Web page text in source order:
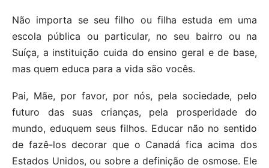
Não importa se seu filho ou filha estuda em uma
escola pública ou particular, no seu bairro ou na
Suíça, a instituição cuida do ensino geral e de base,
mas quem educa para a vida são vocês.
Pai, Mãe, por favor, por nós, pela sociedade, pelo
futuro das suas crianças, pela prosperidade do
mundo, eduquem seus filhos. Educar não no sentido
de fazê-los decorar que o Canadá fica acima dos
Estados Unidos, ou sobre a definição de osmose. Ele